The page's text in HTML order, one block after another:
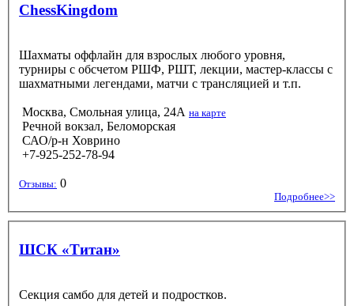
ChessKingdom
Шахматы оффлайн для взрослых любого уровня,
турниры с обсчетом РШФ, РШТ, лекции, мастер-классы с
шахматными легендами, матчи с трансляцией и т.п.
Москва, Смольная улица, 24А на карте
Речной вокзал, Беломорская
САО/р-н Ховрино
+7-925-252-78-94
Отзывы: 0
Подробнее>>
ШСК «Титан»
Секция самбо для детей и подростков.